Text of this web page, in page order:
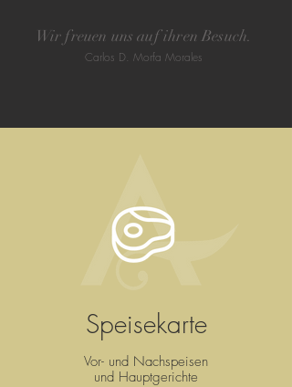
Wir freuen uns auf ihren Besuch.
Carlos D. Morfa Morales
Speisekarte
Vor- und Nachspeisen
und Hauptgerichte